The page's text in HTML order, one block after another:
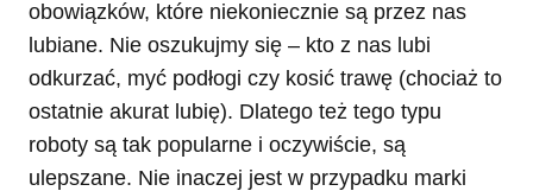
obowiązków, które niekoniecznie są przez nas
lubiane. Nie oszukujmy się – kto z nas lubi
odkurzać, myć podłogi czy kosić trawę (chociaż to
ostatnie akurat lubię). Dlatego też tego typu
roboty są tak popularne i oczywiście, są
ulepszane. Nie inaczej jest w przypadku marki